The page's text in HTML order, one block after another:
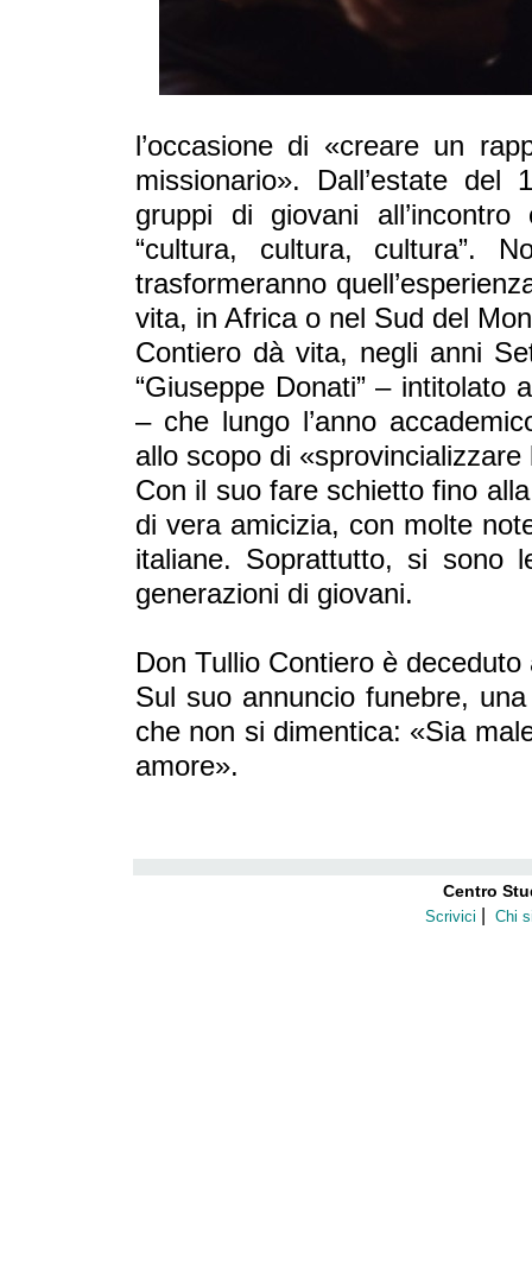
l’occasione di «creare un
missionario». Dall’estate
gruppi di giovani
“cultura, cultura, cultura”.
trasformeranno
vita, in Africa o nel Sud del
Contiero dà vita, negli anni
“Giuseppe Donati” – intitolato
– che lungo l’anno
allo scopo di «sprovincializzare
Con il suo fare schietto fino
di vera amicizia, con molte
italiane. Soprattutto, si sono
generazioni di giovani.
Don Tullio Contiero è
Sul suo annuncio funebre,
che non si dimentica: «Sia
amore».
Centro
Scrivici Chi